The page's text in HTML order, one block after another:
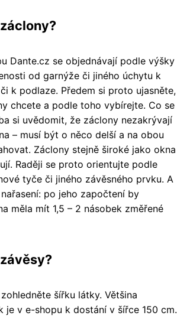
Dante.cz se objednávají podle výšky
od garnýže či jiného úchytu k
k podlaze. Předem si proto ujasněte,
chcete a podle toho vybírejte. Co se
si uvědomit, že záclony nezakrývají
– musí být o něco delší a na obou
Záclony stejně široké jako okna
Raději se proto orientujte podle
tyče či jiného závěsného prvku. A
po jeho započtení by
měla mít 1,5 – 2 násobek změřené
šířku látky. Většina
je v e-shopu k dostání v šířce 150 cm.